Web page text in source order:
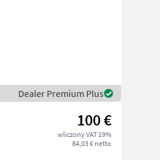
Dealer Premium Plus
100 €
wliczony VAT 19%
84,03 € netto